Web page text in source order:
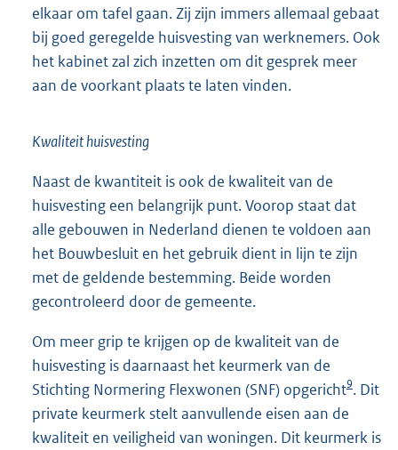
elkaar om tafel gaan. Zij zijn immers allemaal gebaat
bij goed geregelde huisvesting van werknemers. Ook
het kabinet zal zich inzetten om dit gesprek meer
aan de voorkant plaats te laten vinden.
Kwaliteit huisvesting
Naast de kwantiteit is ook de kwaliteit van de
huisvesting een belangrijk punt. Voorop staat dat
alle gebouwen in Nederland dienen te voldoen aan
het Bouwbesluit en het gebruik dient in lijn te zijn
met de geldende bestemming. Beide worden
gecontroleerd door de gemeente.
Om meer grip te krijgen op de kwaliteit van de
huisvesting is daarnaast het keurmerk van de
Stichting Normering Flexwonen (SNF) opgericht9. Dit
private keurmerk stelt aanvullende eisen aan de
kwaliteit en veiligheid van woningen. Dit keurmerk is